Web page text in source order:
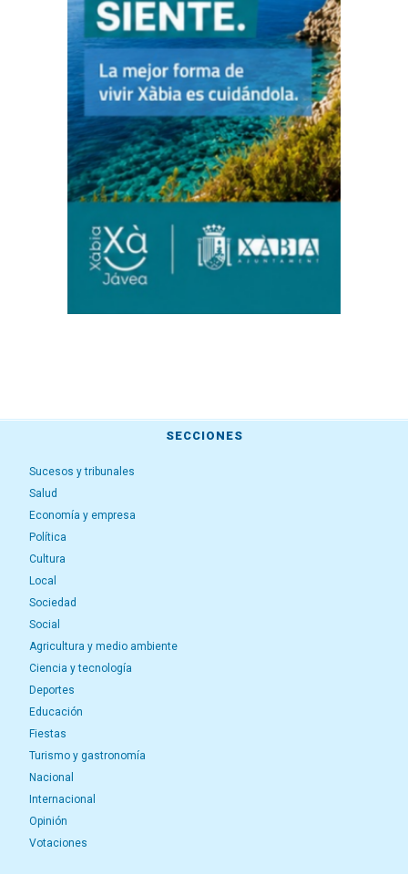
SECCIONES
Sucesos y tribunales
Salud
Economía y empresa
Política
Cultura
Local
Sociedad
Social
Agricultura y medio ambiente
Ciencia y tecnología
Deportes
Educación
Fiestas
Turismo y gastronomía
Nacional
Internacional
Opinión
Votaciones